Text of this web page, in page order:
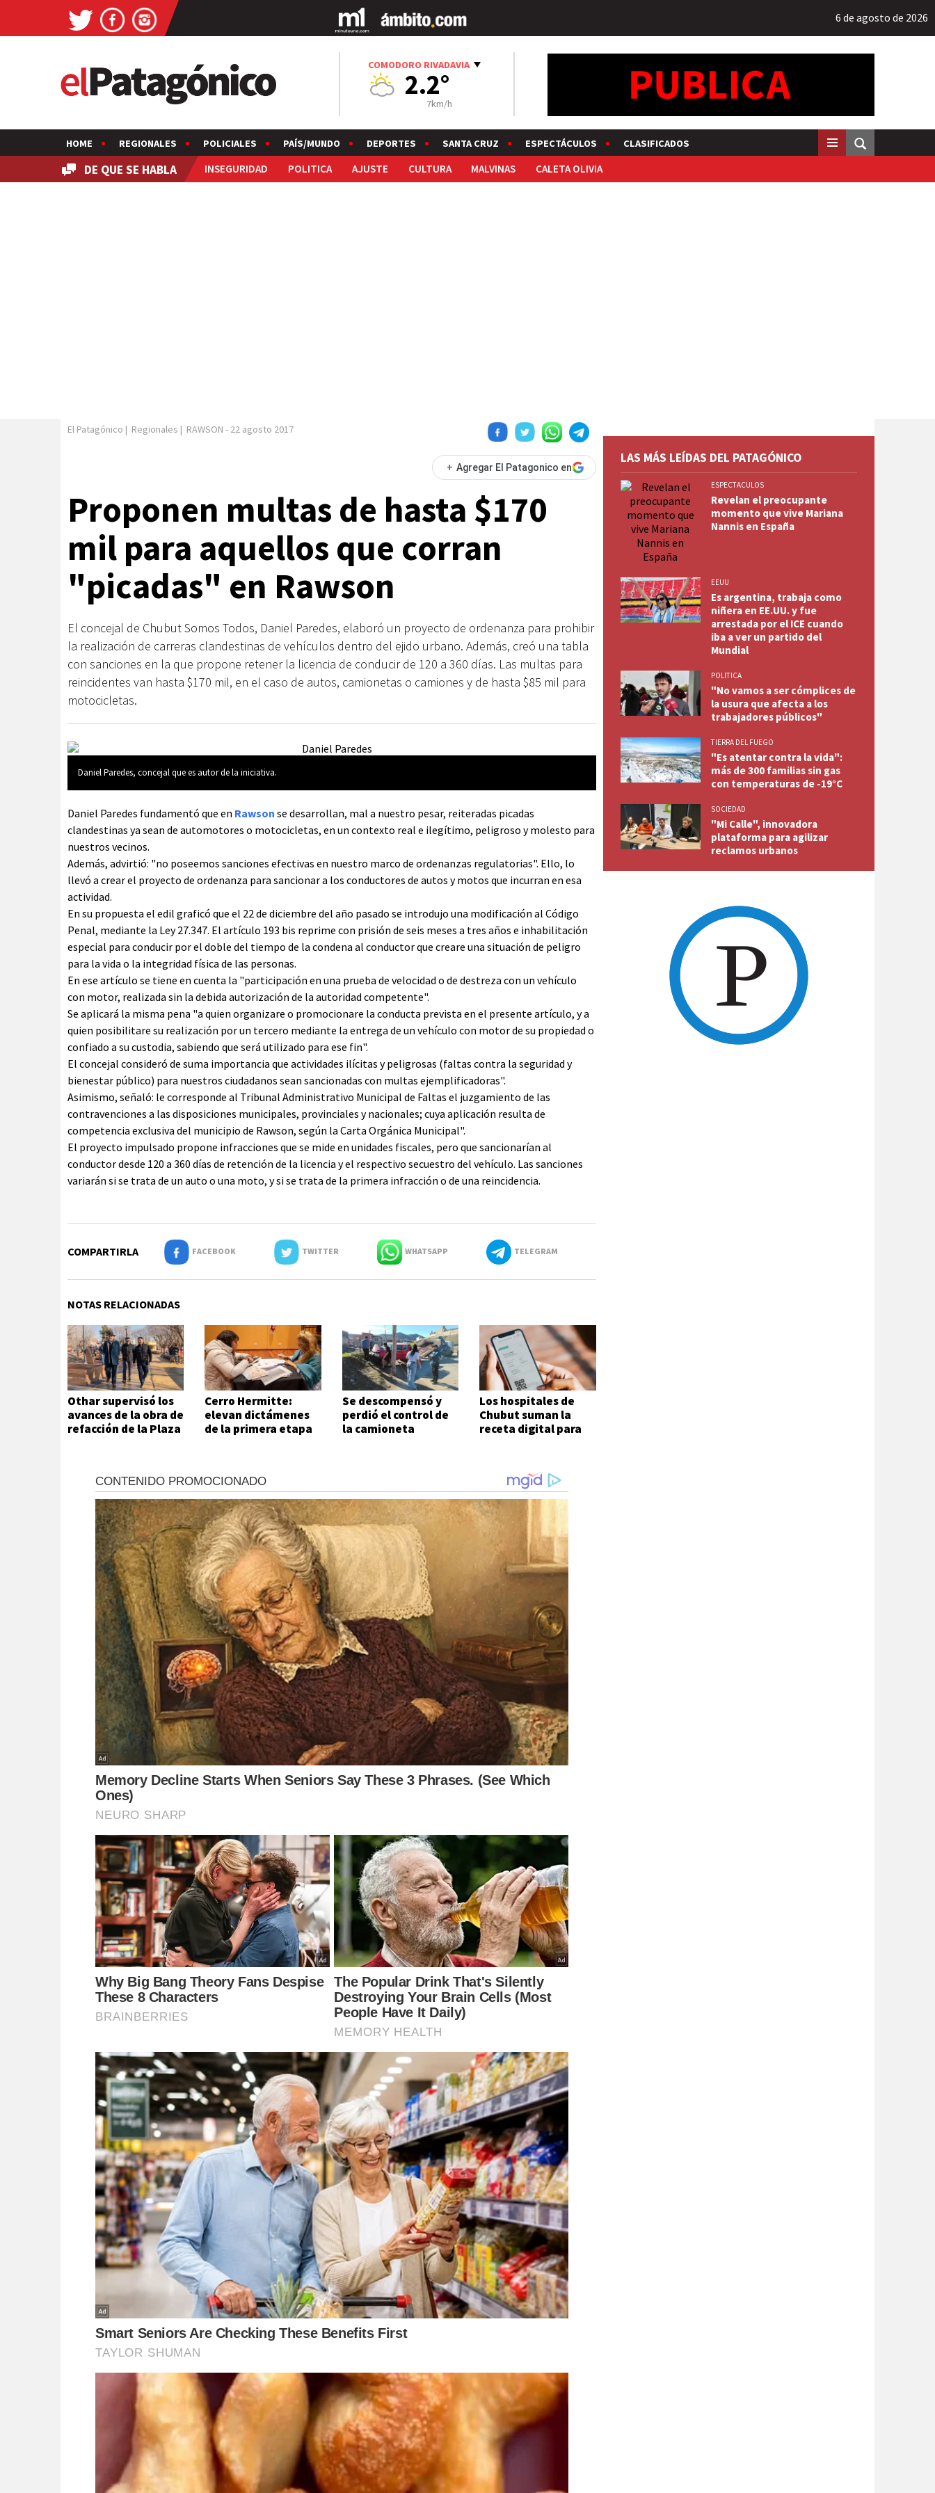
6 de agosto de 2026
COMODORO RIVADAVIA
2.2°
7km/h
HOME REGIONALES POLICIALES PAÍS/MUNDO DEPORTES SANTA CRUZ ESPECTÁCULOS CLASIFICADOS
DE QUE SE HABLA INSEGURIDAD POLITICA AJUSTE CULTURA MALVINAS CALETA OLIVIA
El Patagónico | Regionales | RAWSON - 22 agosto 2017
+ Agregar El Patagonico en
Proponen multas de hasta $170
mil para aquellos que corran
"picadas" en Rawson
El concejal de Chubut Somos Todos, Daniel Paredes, elaboró un proyecto de ordenanza para prohibir
la realización de carreras clandestinas de vehículos dentro del ejido urbano. Además, creó una tabla
con sanciones en la que propone retener la licencia de conducir de 120 a 360 días. Las multas para
reincidentes van hasta $170 mil, en el caso de autos, camionetas o camiones y de hasta $85 mil para
motocicletas.
Daniel Paredes, concejal que es autor de la iniciativa.
Daniel Paredes fundamentó que en Rawson se desarrollan, mal a nuestro pesar, reiteradas picadas
clandestinas ya sean de automotores o motocicletas, en un contexto real e ilegítimo, peligroso y molesto para
nuestros vecinos.
Además, advirtió: "no poseemos sanciones efectivas en nuestro marco de ordenanzas regulatorias". Ello, lo
llevó a crear el proyecto de ordenanza para sancionar a los conductores de autos y motos que incurran en esa
actividad.
En su propuesta el edil graficó que el 22 de diciembre del año pasado se introdujo una modificación al Código
Penal, mediante la Ley 27.347. El artículo 193 bis reprime con prisión de seis meses a tres años e inhabilitación
especial para conducir por el doble del tiempo de la condena al conductor que creare una situación de peligro
para la vida o la integridad física de las personas.
En ese artículo se tiene en cuenta la "participación en una prueba de velocidad o de destreza con un vehículo
con motor, realizada sin la debida autorización de la autoridad competente".
Se aplicará la misma pena "a quien organizare o promocionare la conducta prevista en el presente artículo, y a
quien posibilitare su realización por un tercero mediante la entrega de un vehículo con motor de su propiedad o
confiado a su custodia, sabiendo que será utilizado para ese fin".
El concejal consideró de suma importancia que actividades ilícitas y peligrosas (faltas contra la seguridad y
bienestar público) para nuestros ciudadanos sean sancionadas con multas ejemplificadoras".
Asimismo, señaló: le corresponde al Tribunal Administrativo Municipal de Faltas el juzgamiento de las
contravenciones a las disposiciones municipales, provinciales y nacionales; cuya aplicación resulta de
competencia exclusiva del municipio de Rawson, según la Carta Orgánica Municipal".
El proyecto impulsado propone infracciones que se mide en unidades fiscales, pero que sancionarían al
conductor desde 120 a 360 días de retención de la licencia y el respectivo secuestro del vehículo. Las sanciones
variarán si se trata de un auto o una moto, y si se trata de la primera infracción o de una reincidencia.
COMPARTIRLA FACEBOOK TWITTER WHATSAPP TELEGRAM
NOTAS RELACIONADAS
Othar supervisó los
avances de la obra de
refacción de la Plaza
Cerro Hermitte:
elevan dictámenes
de la primera etapa
Se descompensó y
perdió el control de
la camioneta
Los hospitales de
Chubut suman la
receta digital para
LAS MÁS LEÍDAS DEL PATAGÓNICO
ESPECTACULOS
Revelan el preocupante
momento que vive Mariana
Nannis en España
EEUU
Es argentina, trabaja como
niñera en EE.UU. y fue
arrestada por el ICE cuando
iba a ver un partido del
Mundial
POLITICA
"No vamos a ser cómplices de
la usura que afecta a los
trabajadores públicos"
TIERRA DEL FUEGO
"Es atentar contra la vida":
más de 300 familias sin gas
con temperaturas de -19°C
SOCIEDAD
"Mi Calle", innovadora
plataforma para agilizar
reclamos urbanos